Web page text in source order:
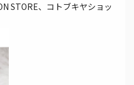
STORE、コトブキヤショッ